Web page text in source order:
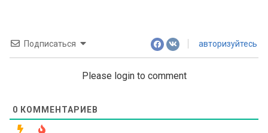
Подписаться авторизуйтесь
Please login to comment
0 КОММЕНТАРИЕВ